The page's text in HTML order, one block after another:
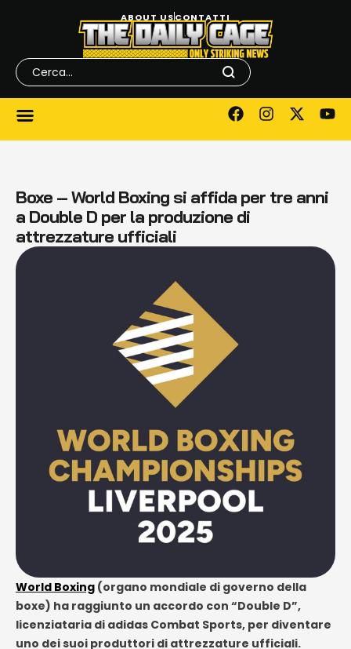
ABOUT USCONTATTI
Boxe – World Boxing si affida per tre anni
a Double D per la produzione di
attrezzature ufficiali
World Boxing (organo mondiale di governo della
boxe) ha raggiunto un accordo con “Double D”,
licenziataria di adidas Combat Sports, per diventare
uno dei suoi produttori di attrezzature ufficiali.